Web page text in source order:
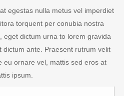
egestas nulla metus vel imperdiet
torquent per conubia nostra
eget dictum urna to lorem gravida
dictum ante. Praesent rutrum velit
eu ornare vel, mattis sed eros at
ipsum.